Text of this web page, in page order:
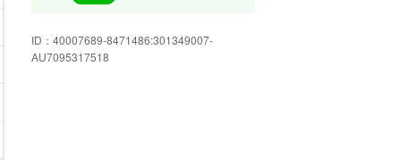
ID： 40007689-8471486:301349007-
AU7095317518